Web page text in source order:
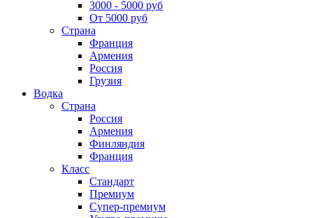
3000 - 5000 руб
От 5000 руб
Страна
Франция
Армения
Россия
Грузия
Водка
Страна
Россия
Армения
Финляндия
Франция
Класс
Стандарт
Премиум
Супер-премиум